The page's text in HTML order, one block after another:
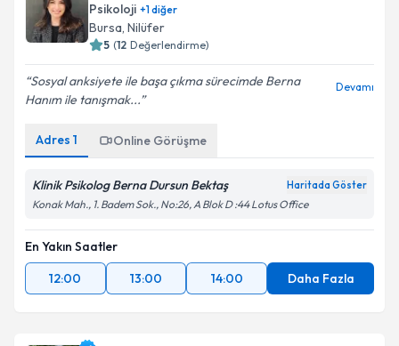
Psikoloji +1diğer
Bursa, Nilüfer
5 (12 Değerlendirme)
Sosyal anksiyete ile başa çıkma sürecimde Berna
Hanım ile tanışmak...
Devamı
Adres 1 Online Görüşme
Klinik Psikolog Berna Dursun Bektaş Haritada Göster
Konak Mah., 1. Badem Sok., No:26, A Blok D :44 Lotus Office
En Yakın Saatler
12:00
13:00 14:00 Daha Fazla